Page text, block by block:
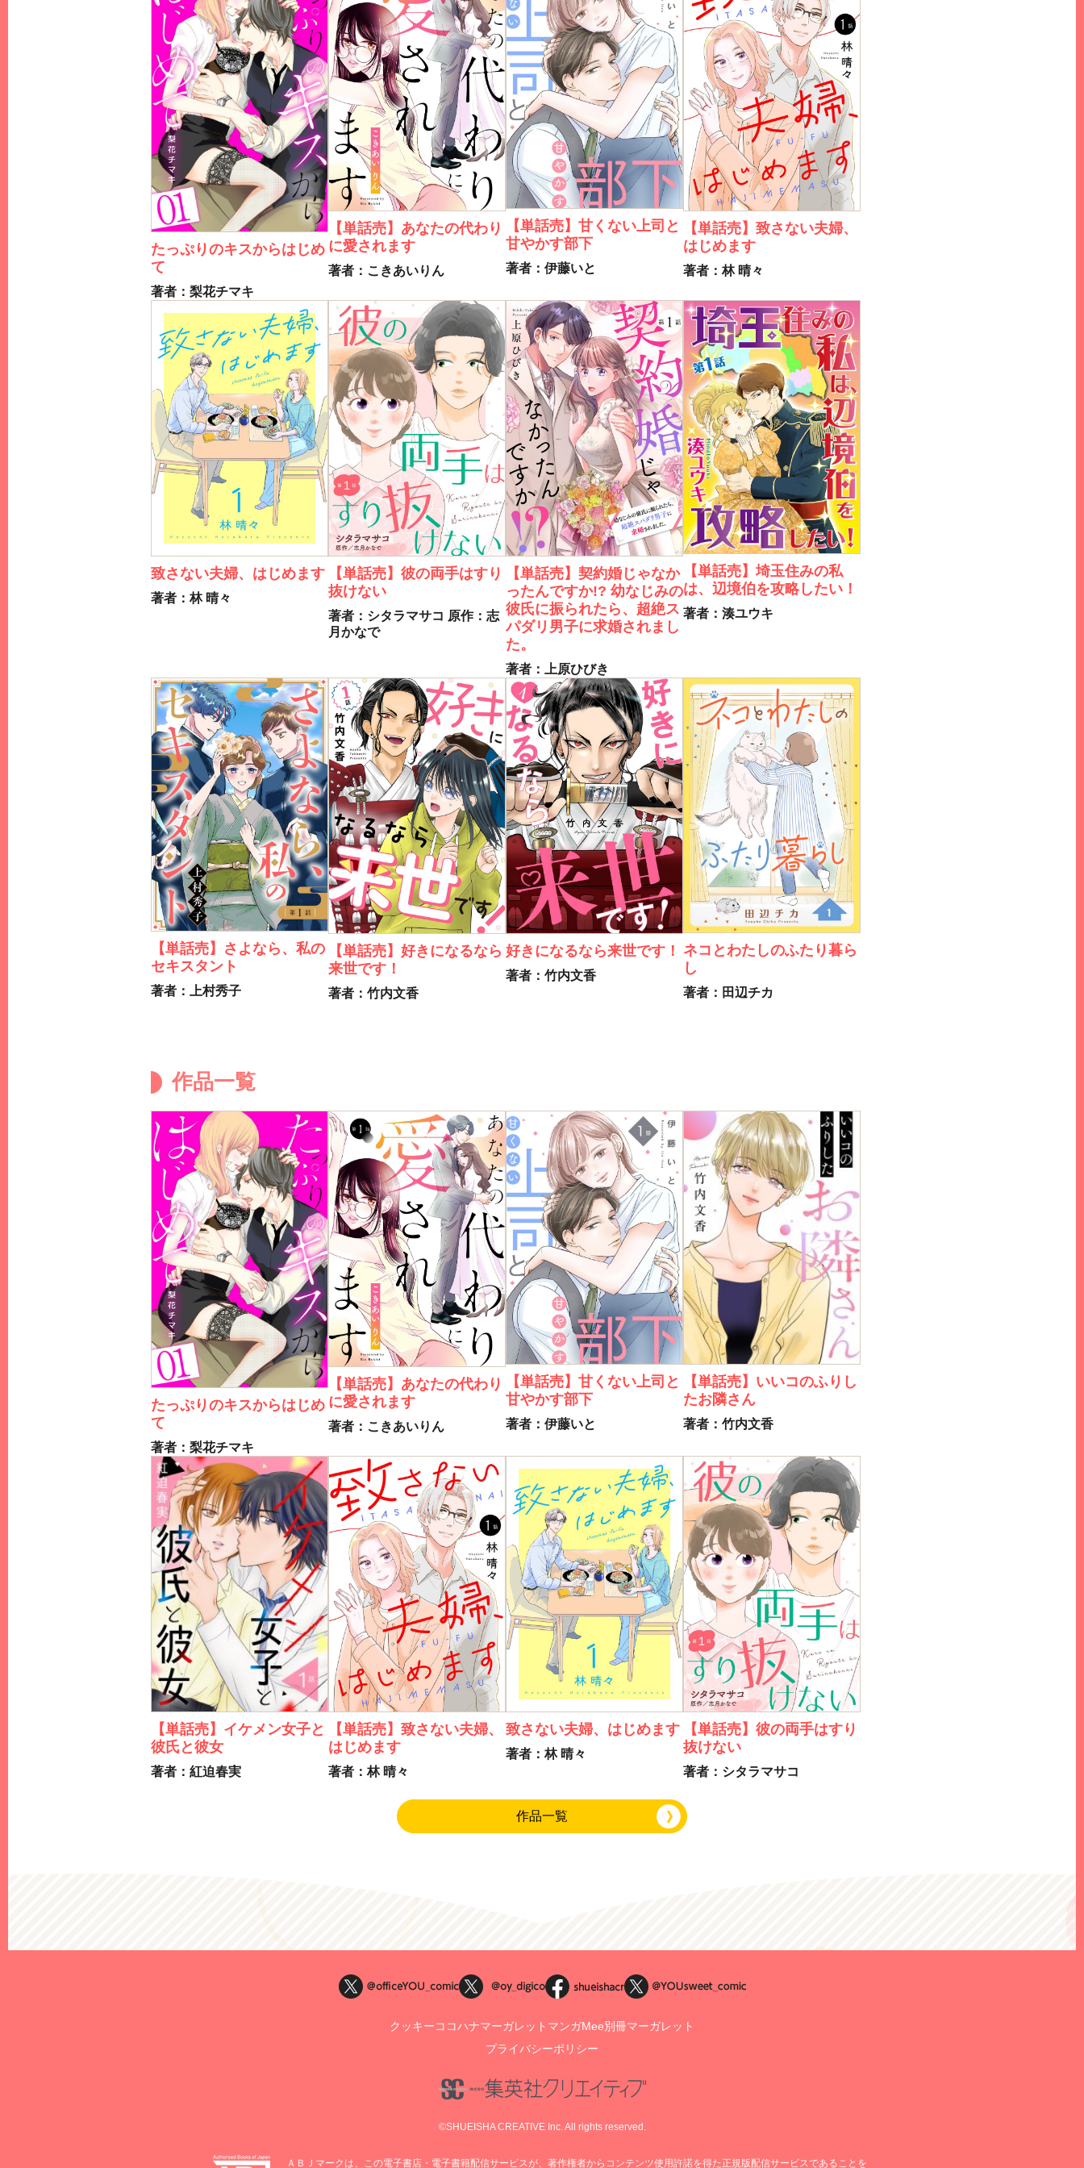
たっぷりのキスからはじめ
て
著者：梨花チマキ
【単話売】あなたの代わり
に愛されます
著者：こきあいりん
【単話売】甘くない上司と
甘やかす部下
著者：伊藤いと
【単話売】致さない夫婦、
はじめます
著者：林 晴々
致さない夫婦、はじめます
著者：林 晴々
【単話売】彼の両手はすり
抜けない
著者：シタラマサコ 原作：志
月かなで
【単話売】契約婚じゃなか
ったんですか!? 幼なじみの
彼氏に振られたら、超絶ス
パダリ男子に求婚されまし
た。
著者：上原ひびき
【単話売】埼玉住みの私
は、辺境伯を攻略したい！
著者：湊ユウキ
【単話売】さよなら、私の
セキスタント
著者：上村秀子
【単話売】好きになるなら
来世です！
著者：竹内文香
好きになるなら来世です！
著者：竹内文香
ネコとわたしのふたり暮ら
し
著者：田辺チカ
作品一覧
たっぷりのキスからはじめ
て
著者：梨花チマキ
【単話売】あなたの代わり
に愛されます
著者：こきあいりん
【単話売】甘くない上司と
甘やかす部下
著者：伊藤いと
【単話売】いいコのふりし
たお隣さん
著者：竹内文香
【単話売】イケメン女子と
彼氏と彼女
著者：紅迫春実
【単話売】致さない夫婦、
はじめます
著者：林 晴々
致さない夫婦、はじめます
著者：林 晴々
【単話売】彼の両手はすり
抜けない
著者：シタラマサコ
作品一覧
クッキーココハナマーガレット マンガMee別冊マーガレット
プライバシーポリシー
©SHUEISHA CREATIVE Inc. All rights reserved.
ＡＢＪマークは、この電子書店・電子書籍配信サービスが、著作権者からコンテンツ使用許諾を得た正規版配信サービスであることを